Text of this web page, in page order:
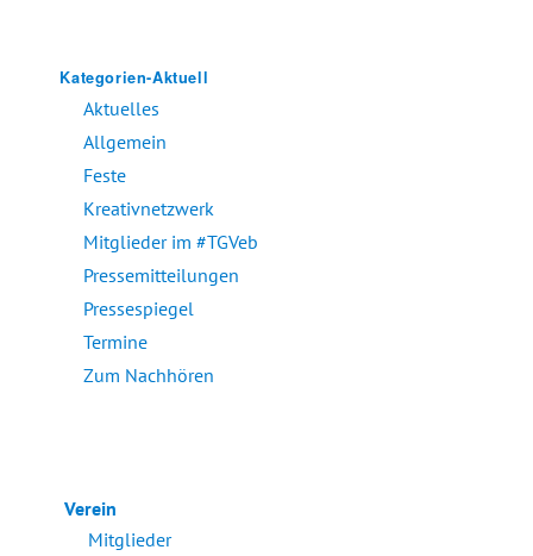
Kategorien-Aktuell
Aktuelles
Allgemein
Feste
Kreativnetzwerk
Mitglieder im #TGVeb
Pressemitteilungen
Pressespiegel
Termine
Zum Nachhören
Verein
Mitglieder